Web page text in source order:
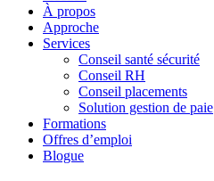
À propos
Approche
Services
Conseil santé sécurité
Conseil RH
Conseil placements
Solution gestion de paie
Formations
Offres d’emploi
Blogue